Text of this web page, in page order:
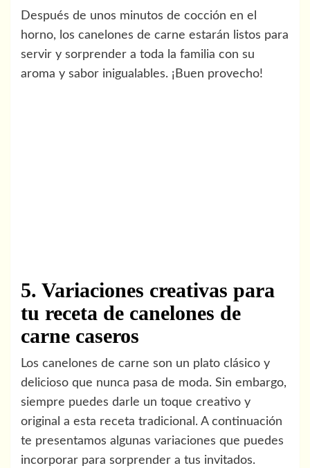
Después de unos minutos de cocción en el
horno, los canelones de carne estarán listos para
servir y sorprender a toda la familia con su
aroma y sabor inigualables. ¡Buen provecho!
5. Variaciones creativas para
tu receta de canelones de
carne caseros
Los canelones de carne son un plato clásico y
delicioso que nunca pasa de moda. Sin embargo,
siempre puedes darle un toque creativo y
original a esta receta tradicional. A continuación
te presentamos algunas variaciones que puedes
incorporar para sorprender a tus invitados.